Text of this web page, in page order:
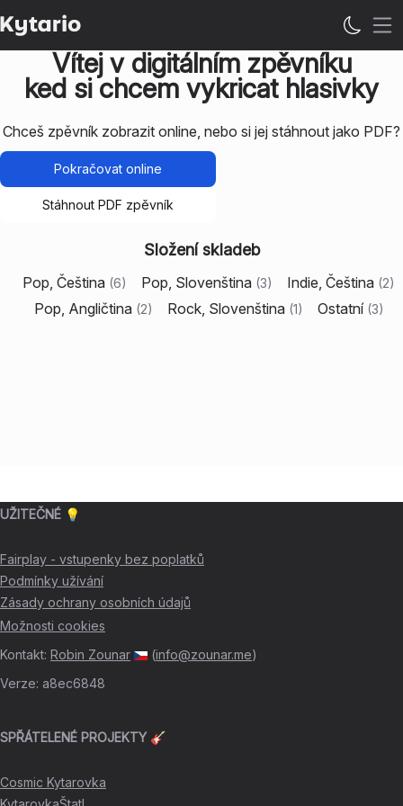
Vítej v digitálním zpěvníku
ked si chcem vykricat hlasivky
Chceš zpěvník zobrazit online, nebo si jej stáhnout jako PDF?
Pokračovat online
Stáhnout PDF zpěvník
Složení skladeb
Pop, Čeština (6) Pop, Slovenština (3) Indie, Čeština (2)
Pop, Angličtina (2) Rock, Slovenština (1) Ostatní (3)
UŽITEČNÉ 💡
Fairplay - vstupenky bez poplatků
Podmínky užívání
Zásady ochrany osobních údajů
Možnosti cookies
Kontakt: Robin Zounar (info@zounar.me)
Verze: a8ec6848
SPŘÁTELENÉ PROJEKTY 🎸
Cosmic Kytarovka